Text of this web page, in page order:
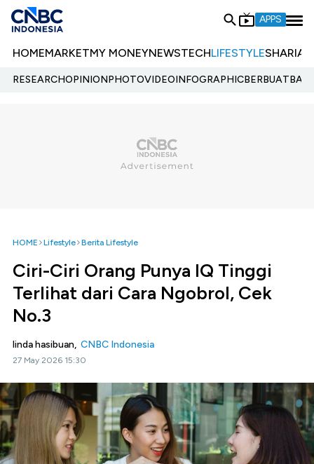
APPS
HOMEMARKETMY MONEYNEWSTECHLIFESTYLESHARIA
RESEARCHOPINIONPHOTOVIDEOINFOGRAPHIC
HOME Lifestyle Berita Lifestyle
Ciri-Ciri Orang Punya IQ Tinggi
Terlihat dari Cara Ngobrol, Cek
No.3
linda hasibuan, CNBC Indonesia
27 May 2026 15:30